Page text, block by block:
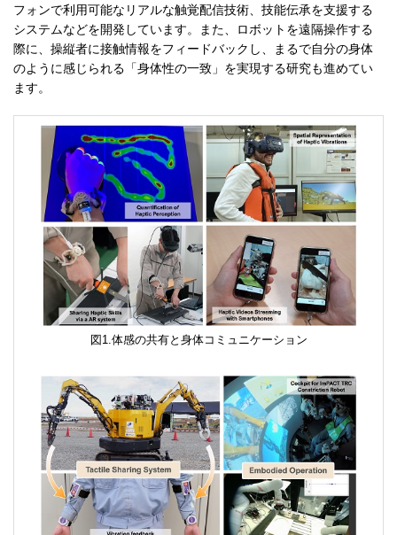
フォンで利用可能なリアルな触覚配信技術、技能伝承を支援する
システムなどを開発しています。また、ロボットを遠隔操作する
際に、操縦者に接触情報をフィードバックし、まるで自分の身体
のように感じられる「身体性の一致」を実現する研究も進めてい
ます。
体感の共有と身体コミュニケーション